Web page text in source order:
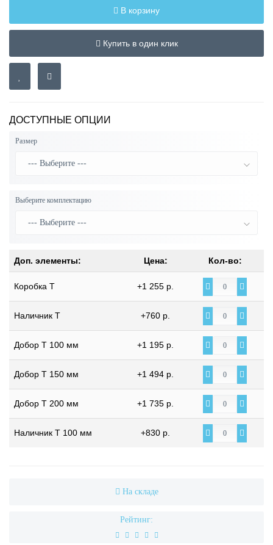
В корзину
Купить в один клик
ДОСТУПНЫЕ ОПЦИИ
Размер
Выберите комплектацию
Доп. элементы: Цена: Кол-во:
Коробка Т +1 255 р.
Наличник Т +760 р.
Добор Т 100 мм +1 195 р.
Добор Т 150 мм +1 494 р.
Добор Т 200 мм +1 735 р.
Наличник Т 100 мм +830 р.
На складе
Рейтинг: